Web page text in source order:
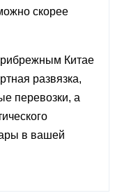
скорее
Китае
развязка,
перевозки, а
в вашей